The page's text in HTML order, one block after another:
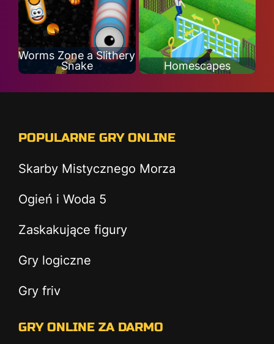
Worms Zone a Slithery
Snake
Homescapes
POPULARNE GRY ONLINE
Skarby Mistycznego Morza
Ogień i Woda 5
Zaskakujące figury
Gry logiczne
Gry friv
GRY ONLINE ZA DARMO